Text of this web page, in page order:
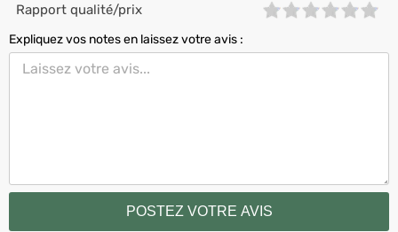
Rapport qualité/prix
Expliquez vos notes en laissez votre avis :